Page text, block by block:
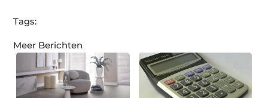
Tags:
Meer Berichten